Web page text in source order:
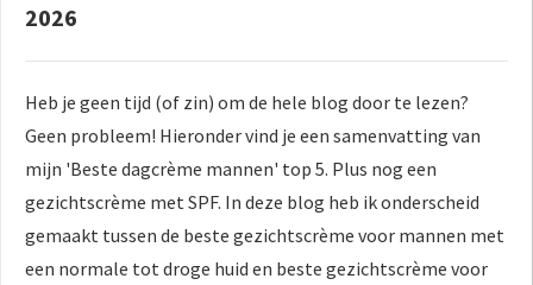
2026
Heb je geen tijd (of zin) om de hele blog door te lezen?
Geen probleem! Hieronder vind je een samenvatting van
mijn 'Beste dagcrème mannen' top 5. Plus nog een
gezichtscrème met SPF. In deze blog heb ik onderscheid
gemaakt tussen de beste gezichtscrème voor mannen met
een normale tot droge huid en beste gezichtscrème voor
gebruikt
Hierdoor
website-
van